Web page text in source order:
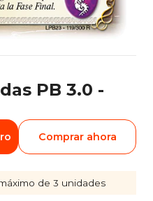
PB 3.0 -
Comprar ahora
de 3 unidades